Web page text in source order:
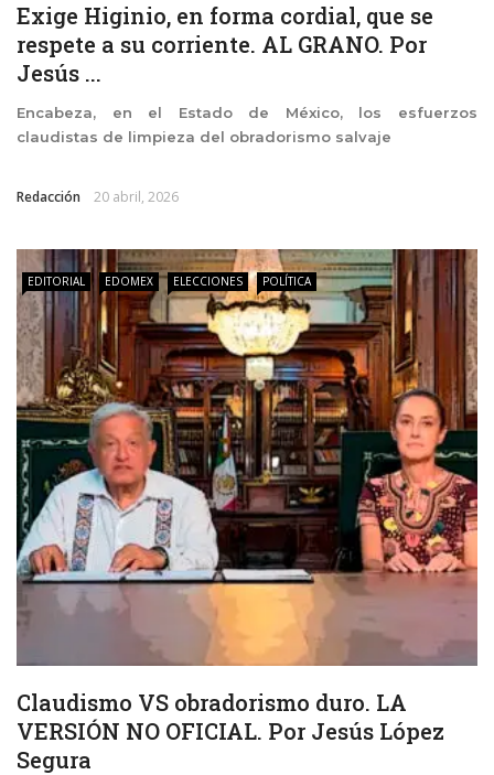
Exige Higinio, en forma cordial, que se
respete a su corriente. AL GRANO. Por
Jesús ...
Encabeza, en el Estado de México, los esfuerzos
claudistas de limpieza del obradorismo salvaje
Redacción 20 abril, 2026
EDITORIAL EDOMEX ELECCIONES POLÍTICA
Claudismo VS obradorismo duro. LA
VERSIÓN NO OFICIAL. Por Jesús López
Segura